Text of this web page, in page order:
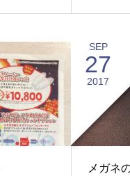
SEP
27
2017
メガネ